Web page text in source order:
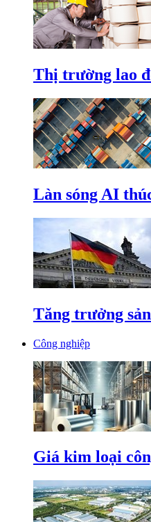
Thị trường lao
Làn sóng AI
Tăng trưởng
Công nghiệp
Giá kim loại